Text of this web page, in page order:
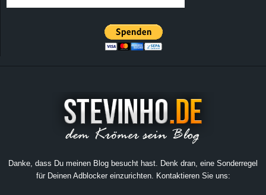
Danke, dass Du meinen Blog besucht hast. Denk dran, eine Sonderregel
für Deinen Adblocker einzurichten. Kontaktieren Sie uns: